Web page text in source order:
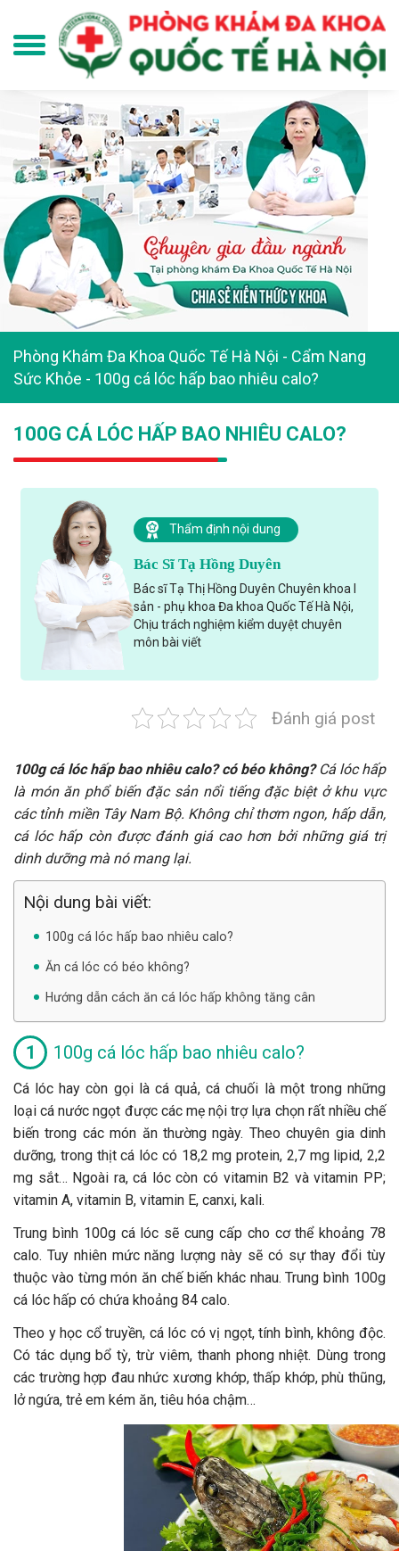
Phòng Khám Đa Khoa Quốc Tế Hà Nội - Cẩm Nang
Sức Khỏe - 100g cá lóc hấp bao nhiêu calo?
100G CÁ LÓC HẤP BAO NHIÊU CALO?
Thẩm định nội dung
Bác Sĩ Tạ Hồng Duyên
Bác sĩ Tạ Thị Hồng Duyên Chuyên khoa I
sản - phụ khoa Đa khoa Quốc Tế Hà Nội,
Chịu trách nghiệm kiểm duyệt chuyên
môn bài viết
Đánh giá post
100g cá lóc hấp bao nhiêu calo? có béo không?Cá lóc hấp
là món ăn phổ biến đặc sản nổi tiếng đặc biệt ở khu vực
các tỉnh miền Tây Nam Bộ. Không chỉ thơm ngon, hấp dẫn,
cá lóc hấp còn được đánh giá cao hơn bởi những giá trị
dinh dưỡng mà nó mang lại.
Nội dung bài viết:
100g cá lóc hấp bao nhiêu calo?
Ăn cá lóc có béo không?
Hướng dẫn cách ăn cá lóc hấp không tăng cân
100g cá lóc hấp bao nhiêu calo?
Cá lóc hay còn gọi là cá quả, cá chuối là một trong những
loại cá nước ngọt được các mẹ nội trợ lựa chọn rất nhiều chế
biến trong các món ăn thường ngày. Theo chuyên gia dinh
dưỡng, trong thịt cá lóc có 18,2 mg protein, 2,7 mg lipid, 2,2
mg sắt… Ngoài ra, cá lóc còn có vitamin B2 và vitamin PP;
vitamin A, vitamin B, vitamin E, canxi, kali.
Trung bình 100g cá lóc sẽ cung cấp cho cơ thể khoảng 78
calo. Tuy nhiên mức năng lượng này sẽ có sự thay đổi tùy
thuộc vào từng món ăn chế biến khác nhau. Trung bình 100g
cá lóc hấp có chứa khoảng 84 calo.
Theo y học cổ truyền, cá lóc có vị ngọt, tính bình, không độc.
Có tác dụng bổ tỳ, trừ viêm, thanh phong nhiệt. Dùng trong
các trường hợp đau nhức xương khớp, thấp khớp, phù thũng,
lở ngứa, trẻ em kém ăn, tiêu hóa chậm…